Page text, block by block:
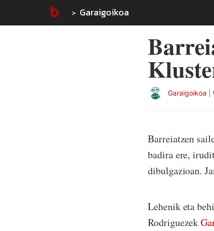
Garaigoikoa
Garaigoikoa
Barreiatzen
badira ere,
dibulgazioan.
Lehenik eta
Rodriguezek